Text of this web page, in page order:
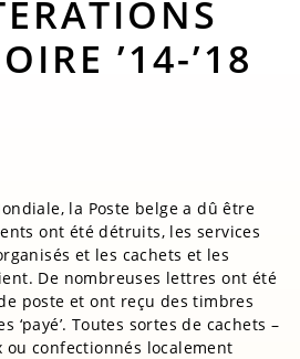
’14-’18
la Poste belge a dû être
ont été détruits, les services
et les cachets et les
De nombreuses lettres ont été
poste et ont reçu des timbres
‘payé’. Toutes sortes de cachets –
confectionnés localement